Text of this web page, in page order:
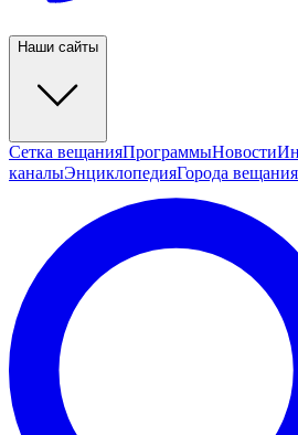
Наши сайты
Сетка вещанияПрограммыНовости
каналыЭнциклопедияГорода вещания